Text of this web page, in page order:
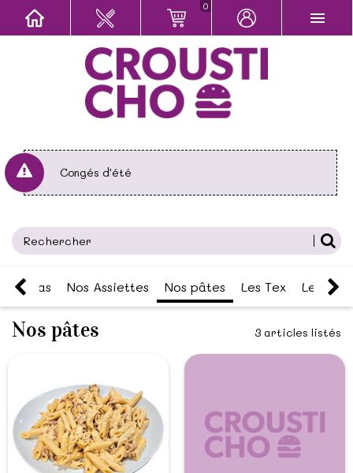
0
Congés d'été
Pizzas Nos Assiettes Nos pâtes Les Tex Les
Nos pâtes 3 articles listés